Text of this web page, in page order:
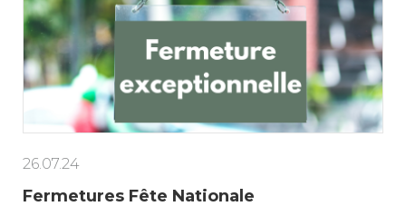
26.07.24
Fermetures Fête Nationale